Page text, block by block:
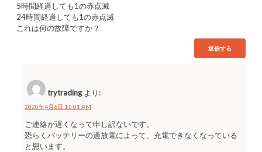
5時間経過しても1の赤点滅
24時間経過しても1の赤点滅
これは何の故障ですか？
返信する
trytrading より:
2020年4月6日 11:01 AM
ご連絡が遅くなって申し訳ないです。
恐らくバッテリーの過放電によって、充電できなくなっている
と思います。